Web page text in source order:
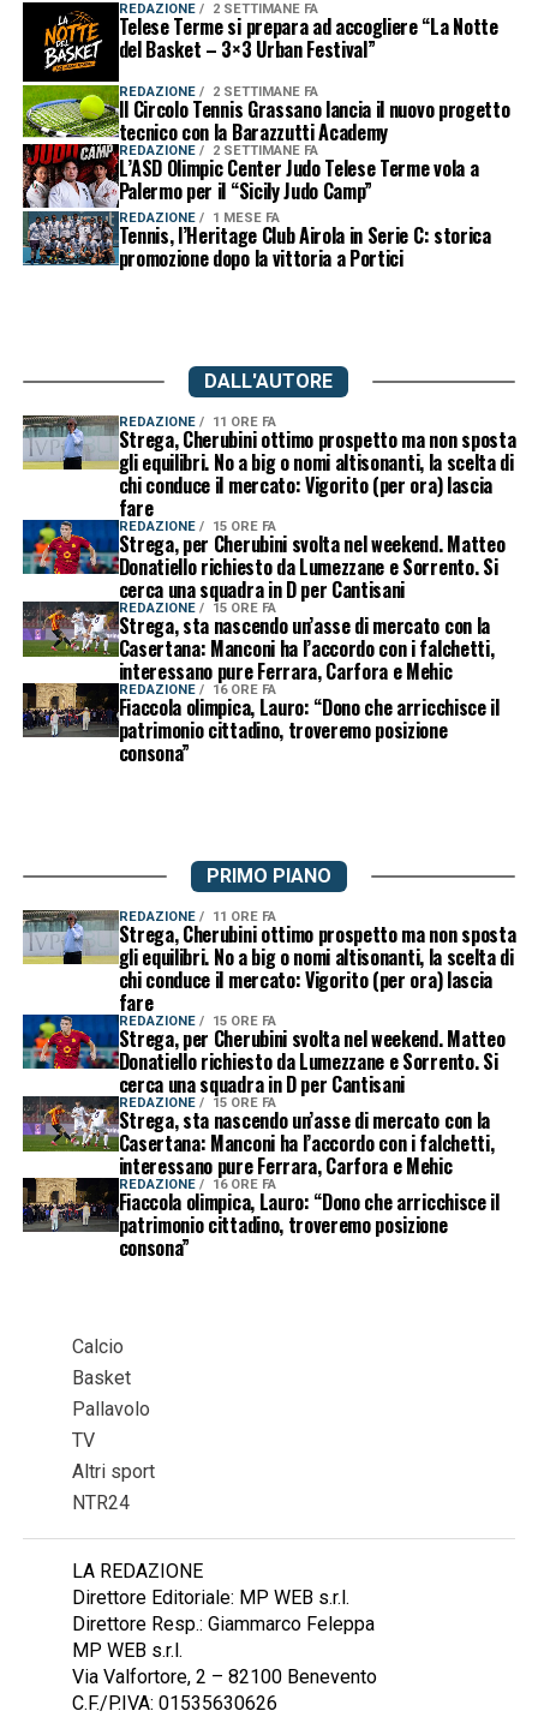
REDAZIONE 2 SETTIMANE FA
Telese Terme si prepara ad accogliere “La Notte
del Basket – 3×3 Urban Festival”
REDAZIONE 2 SETTIMANE FA
Il Circolo Tennis Grassano lancia il nuovo progetto
tecnico con la Barazzutti Academy
REDAZIONE 2 SETTIMANE FA
L’ASD Olimpic Center Judo Telese Terme vola a
Palermo per il “Sicily Judo Camp”
REDAZIONE 1 MESE FA
Tennis, l’Heritage Club Airola in Serie C: storica
promozione dopo la vittoria a Portici
DALL'AUTORE
REDAZIONE 11 ORE FA
Strega, Cherubini ottimo prospetto ma non sposta
gli equilibri. No a big o nomi altisonanti, la scelta di
chi conduce il mercato: Vigorito (per ora) lascia
fare
REDAZIONE 15 ORE FA
Strega, per Cherubini svolta nel weekend. Matteo
Donatiello richiesto da Lumezzane e Sorrento. Si
cerca una squadra in D per Cantisani
REDAZIONE 15 ORE FA
Strega, sta nascendo un’asse di mercato con la
Casertana: Manconi ha l’accordo con i falchetti,
interessano pure Ferrara, Carfora e Mehic
REDAZIONE 16 ORE FA
Fiaccola olimpica, Lauro: “Dono che arricchisce il
patrimonio cittadino, troveremo posizione
consona”
PRIMO PIANO
REDAZIONE 11 ORE FA
Strega, Cherubini ottimo prospetto ma non sposta
gli equilibri. No a big o nomi altisonanti, la scelta di
chi conduce il mercato: Vigorito (per ora) lascia
fare
REDAZIONE 15 ORE FA
Strega, per Cherubini svolta nel weekend. Matteo
Donatiello richiesto da Lumezzane e Sorrento. Si
cerca una squadra in D per Cantisani
REDAZIONE 15 ORE FA
Strega, sta nascendo un’asse di mercato con la
Casertana: Manconi ha l’accordo con i falchetti,
interessano pure Ferrara, Carfora e Mehic
REDAZIONE 16 ORE FA
Fiaccola olimpica, Lauro: “Dono che arricchisce il
patrimonio cittadino, troveremo posizione
consona”
Calcio
Basket
Pallavolo
TV
Altri sport
NTR24
LA REDAZIONE
Direttore Editoriale: MP WEB s.r.l.
Direttore Resp.: Giammarco Feleppa
MP WEB s.r.l.
Via Valfortore, 2 – 82100 Benevento
C.F./P.IVA: 01535630626